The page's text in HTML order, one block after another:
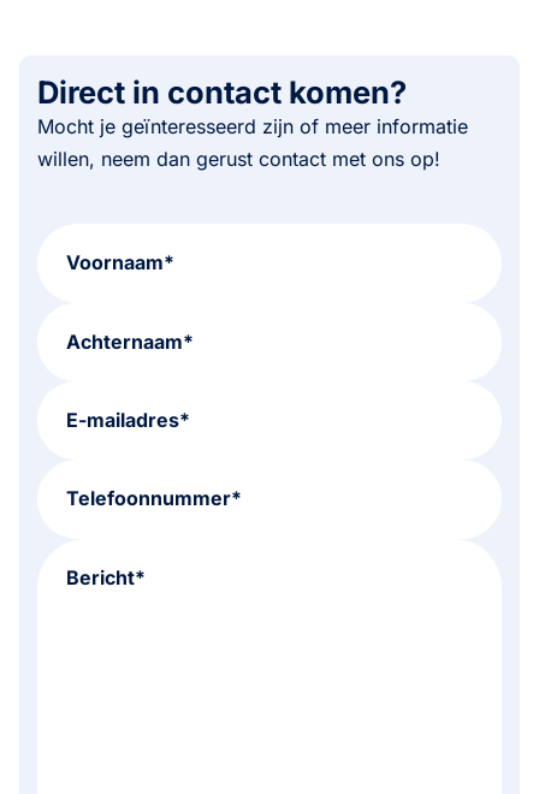
Direct in contact komen?
Mocht je geïnteresseerd zijn of meer informatie
willen, neem dan gerust contact met ons op!
Voornaam*
Achternaam*
E-mailadres*
Telefoonnummer*
Bericht*